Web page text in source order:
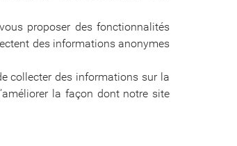
proposer des fonctionnalités
des informations anonymes
collecter des informations sur la
la façon dont notre site